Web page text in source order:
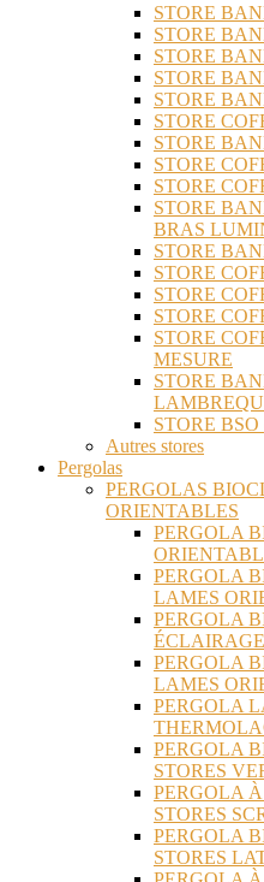
STORE
STORE
STORE
STORE
STORE
STORE
STORE
STORE
STORE
STORE
BRAS
STORE
STORE
STORE
STORE
STORE
MESURE
STORE
STORE BSO
Autres stores
Pergolas
PERGOLAS
ORIENTABLES
PERGOLA
PERGOLA
LAMES
PERGOLA
PERGOLA
LAMES
PERGOLA
PERGOLA
STORES
PERGOLA
STORES
PERGOLA
STORES